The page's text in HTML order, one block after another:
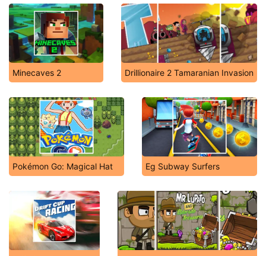
Minecaves 2 Drillionaire 2 Tamaranian Invasion
Pokémon Go: Magical Hat Eg Subway Surfers